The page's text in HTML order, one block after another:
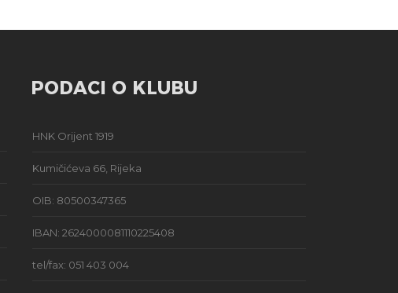
PODACI O KLUBU
HNK Orijent 1919
Kumičićeva 66, Rijeka
OIB: 80500347365
IBAN: 2624000081110225408
tel/fax: 051 403 004